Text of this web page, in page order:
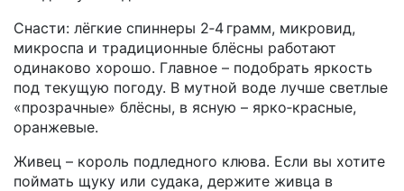
Снасти: лёгкие спиннеры 2‑4 грамм, микровид,
микроспа и традиционные блёсны работают
одинаково хорошо. Главное – подобрать яркость
под текущую погоду. В мутной воде лучше светлые
«прозрачные» блёсны, в ясную – ярко‑красные,
оранжевые.
Живец – король подледного клюва. Если вы хотите
поймать щуку или судака, держите живца в